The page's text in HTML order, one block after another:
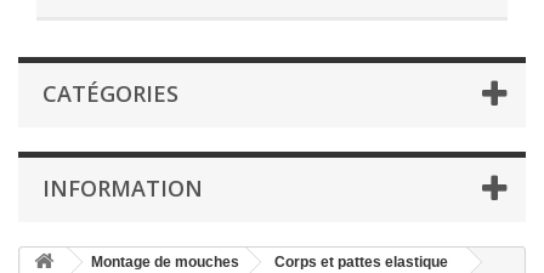
CATÉGORIES
INFORMATION
Montage de mouches
Corps et pattes elastique